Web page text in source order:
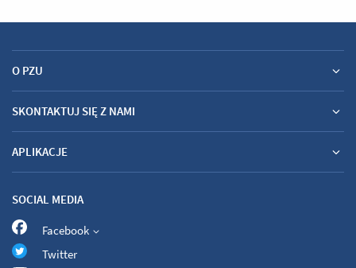
O PZU
SKONTAKTUJ SIĘ Z NAMI
APLIKACJE
SOCIAL MEDIA
Facebook
Twitter